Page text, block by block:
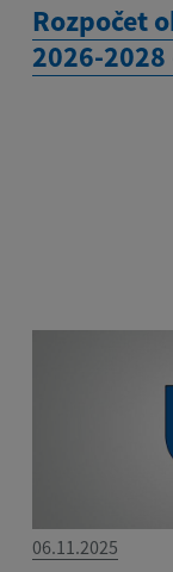
Rozpočet
2026-
06.11.2025